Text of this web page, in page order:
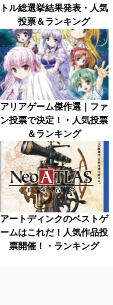
トル総選挙結果発表・人気
投票＆ランキング
アリアゲーム傑作選｜ファ
ン投票で決定！・人気投票
＆ランキング
アートディンクのベストゲ
ームはこれだ！人気作品投
票開催！・ランキング